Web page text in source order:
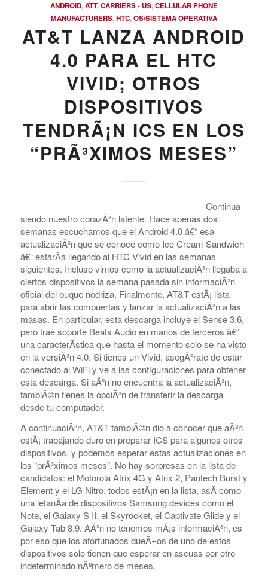
APRIL 7, 2012 0 COMMENTS
/ BY COMPRAR MAGAZINE
ANDROID ATT CARRIERS - US
CELLULAR PHONE
MANUFACTURERS ,HTC,OS/SISTEMA OPERATIVA
AT&T LANZA ANDROID
4.0 PARA EL HTC
VIVID; OTROS
DISPOSITIVOS
TENDRÃ¡N ICS EN LOS
“PRÃ³XIMOS MESES”
Continua
siendo nuestro corazÃ³n latente. Hace apenas dos
semanas escuchamos que el Android 4.0 â€“ esa
actualizaciÃ³n que se conoce como Ice Cream Sandwich
â€“ estarÃ­a llegando al HTC Vivid en las semanas
siguientes. Incluso vimos como la actualizaciÃ³n llegaba a
ciertos dispositivos la semana pasada sin informaciÃ³n
oficial del buque nodriza. Finalmente, AT&T estÃ¡ lista
para abrir las compuertas y lanzar la actualizaciÃ³n a las
masas. En particular, esta descarga incluye el Sense 3.6,
pero trae soporte Beats Audio en manos de terceros â€“
una caracterÃ­stica que hasta el momento solo se ha visto
en la versiÃ³n 4.0. Si tienes un Vivid, asegÃºrate de estar
conectado al WiFi y ve a las configuraciones para obtener
esta descarga. Si aÃºn no encuentra la actualizaciÃ³n,
tambiÃ©n tienes la opciÃ³n de transferir la descarga
desde tu computador.
A continuaciÃ³n, AT&T tambiÃ©n dio a conocer que aÃºn
estÃ¡ trabajando duro en preparar ICS para algunos otros
dispositivos, y podemos esperar estas actualizaciones en
los “prÃ³ximos meses”. No hay sorpresas en la lista de
candidatos: el Motorola Atrix 4G y Atrix 2, Pantech Burst y
Element y el LG Nitro, todos estÃ¡n en la lista, asÃ­ como
COMPRAR REACHES BUYERS
Comprar Magazine reaches over 100,000 monthly
impressions. Active buyers seek out Comprar Magazine
to purchase their inventory from trusted distributors.
Buyers from LATAM are looking to buy quality products.
Top 10 countries that actively seeking wholesale products
on Comprarmag.com: Venezuela, Mexico, Ecuador, Peru,